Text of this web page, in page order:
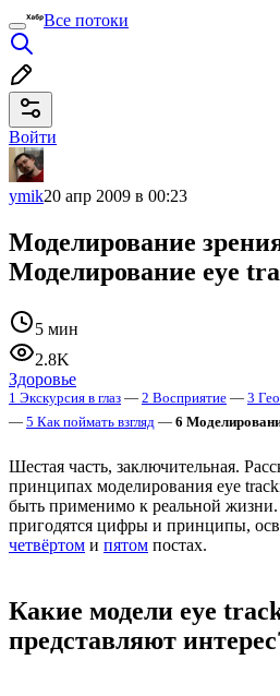
Все потоки
Войти
ymik20 апр 2009 в 00:23
Моделирование
Моделирование eye
5 мин
2.8K
Здоровье
1 Экскурсия в глаз — 2 Восприятие — 3
— 5 Как поймать взгляд — 6
Шестая часть, заключительная.
принципах моделирования eye
быть применимо к реальной жизни.
пригодятся цифры и принципы,
четвёртом и пятом постах.
Какие модели eye
представляют